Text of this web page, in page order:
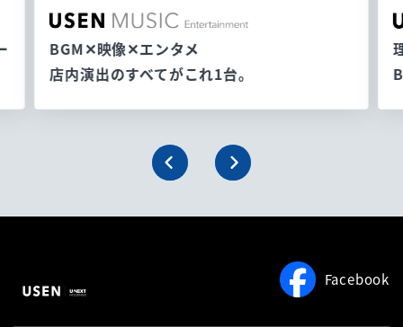
BGM✕映像✕エンタメ
店内演出のすべてがこれ1台。
Facebook